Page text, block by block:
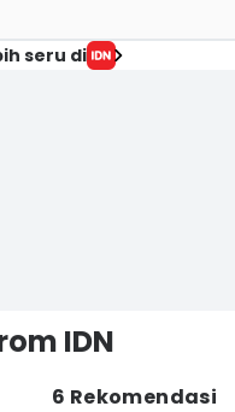
seru di
IDN
6 Rekomendasi